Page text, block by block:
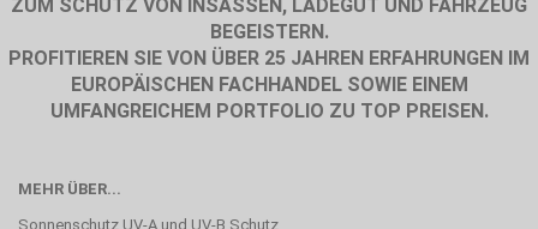
ZUM SCHUTZ VON INSASSEN, LADEGUT UND FAHRZEUG
BEGEISTERN.
PROFITIEREN SIE VON ÜBER 25 JAHREN ERFAHRUNGEN IM
EUROPÄISCHEN FACHHANDEL SOWIE EINEM
UMFANGREICHEM PORTFOLIO ZU TOP PREISEN.
MEHR ÜBER...
Sonnenschutz UV-A und UV-B Schutz